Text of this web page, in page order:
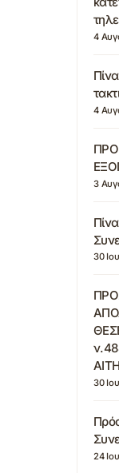
4
4
3
30
30
24